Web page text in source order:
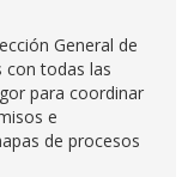
General de
con todas las
para coordinar
e
de procesos